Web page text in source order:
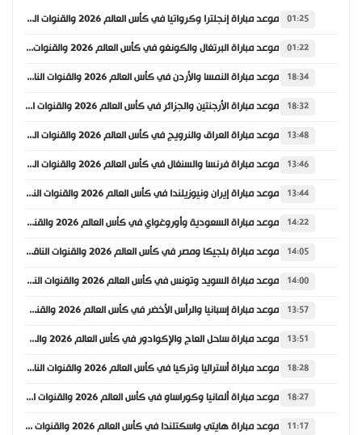
01:25 موعد مباراة إنجلترا وكرواتيا في كأس العالم 2026 والقنوات الناقلة
01:22 موعد مباراة البرتغال والكونغو في كأس العالم 2026 والقنوات الناقلة
18:34 موعد مباراة النمسا والأردن في كأس العالم 2026 والقنوات الناقلة
18:32 موعد مباراة الأرجنتين والجزائر في كأس العالم 2026 والقنوات الناقلة
13:48 موعد مباراة العراق والنرويج في كأس العالم 2026 والقنوات الناقلة
13:46 موعد مباراة فرنسا والسنغال في كأس العالم 2026 والقنوات الناقلة
13:44 موعد مباراة إيران ونيوزيلندا في كأس العالم 2026 والقنوات الناقلة
14:22 موعد مباراة السعودية وأوروغواي في كأس العالم 2026 والقنوات الناقلة
14:05 موعد مباراة بلجيكا ومصر في كأس العالم 2026 والقنوات الناقلة
14:00 موعد مباراة السويد وتونس في كأس العالم 2026 والقنوات الناقلة
13:57 موعد مباراة إسبانيا والرأس الأخضر في كأس العالم 2026 والقنوات الناقلة
13:51 موعد مباراة ساحل العاج والإكوادور في كأس العالم 2026 والقنوات الناقلة
18:28 موعد مباراة أستراليا وتركيا في كأس العالم 2026 والقنوات الناقلة
18:27 موعد مباراة ألمانيا وكوراساو في كأس العالم 2026 والقنوات الناقلة
11:17 موعد مباراة هايتي واسكتلندا في كأس العالم 2026 والقنوات الناقلة